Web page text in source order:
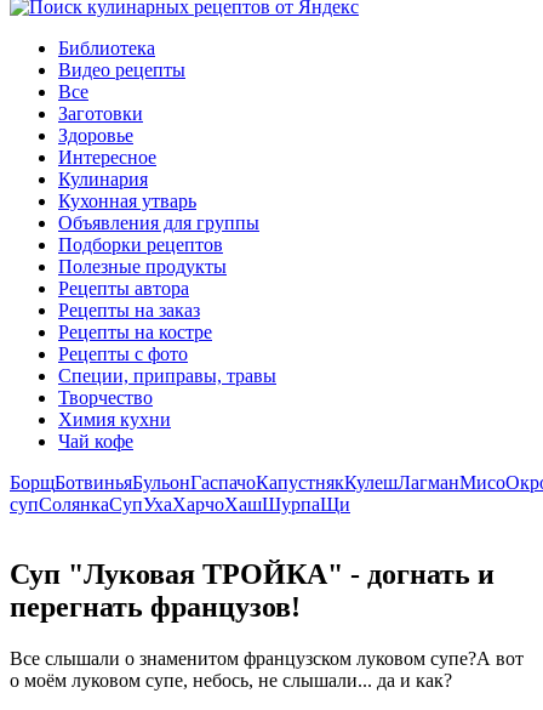
Библиотека
Видео рецепты
Все
Заготовки
Здоровье
Интересное
Кулинария
Кухонная утварь
Объявления для группы
Подборки рецептов
Полезные продукты
Рецепты автора
Рецепты на заказ
Рецепты на костре
Рецепты с фото
Специи, приправы, травы
Творчество
Химия кухни
Чай кофе
БорщБотвиньяБульонГаспачоКапустнякКулешЛагманМисо
супСолянкаСупУхаХарчоХашШурпаЩи
Суп "Луковая ТРОЙКА" - догнать и
перегнать французов!
Все слышали о знаменитом французском луковом супе?А вот
о моём луковом супе, небось, не слышали... да и как?